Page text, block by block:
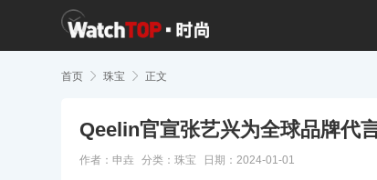
首页  珠宝  正文
Qeelin官宣张艺兴为全球品牌代
作者：申垚 分类： 珠宝 日期：2024-01-01